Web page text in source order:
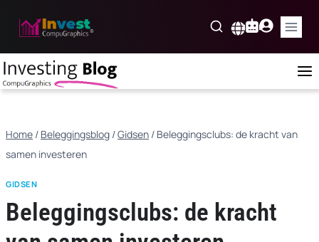
Home / Beleggingsblog /Gidsen / Beleggingsclubs: de kracht van
samen investeren
GIDSEN
Beleggingsclubs: de kracht